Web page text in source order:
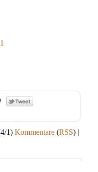
1) Kommentare (RSS) |